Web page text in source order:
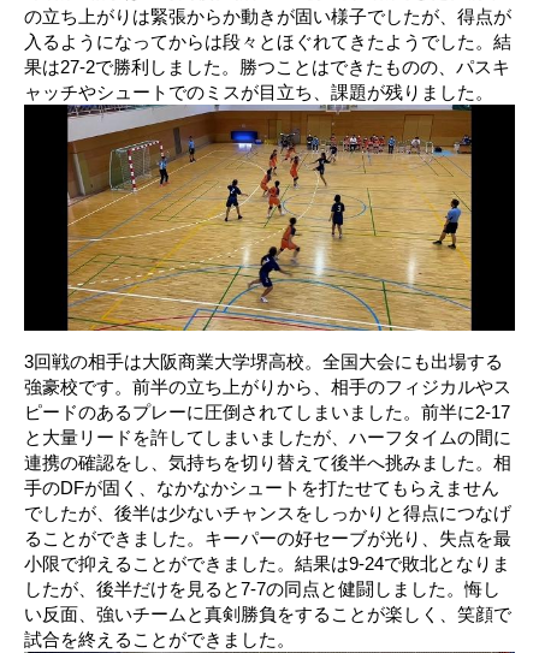
の立ち上がりは緊張からか動きが固い様子でしたが、得点が
入るようになってからは段々とほぐれてきたようでした。結
果は27-2で勝利しました。勝つことはできたものの、パスキ
ャッチやシュートでのミスが目立ち、課題が残りました。
3回戦の相手は大阪商業大学堺高校。全国大会にも出場する
強豪校です。前半の立ち上がりから、相手のフィジカルやス
ピードのあるプレーに圧倒されてしまいました。前半に2-17
と大量リードを許してしまいましたが、ハーフタイムの間に
連携の確認をし、気持ちを切り替えて後半へ挑みました。相
手のDFが固く、なかなかシュートを打たせてもらえません
でしたが、後半は少ないチャンスをしっかりと得点につなげ
ることができました。キーパーの好セーブが光り、失点を最
小限で抑えることができました。結果は9-24で敗北となりま
したが、後半だけを見ると7-7の同点と健闘しました。悔し
い反面、強いチームと真剣勝負をすることが楽しく、笑顔で
試合を終えることができました。